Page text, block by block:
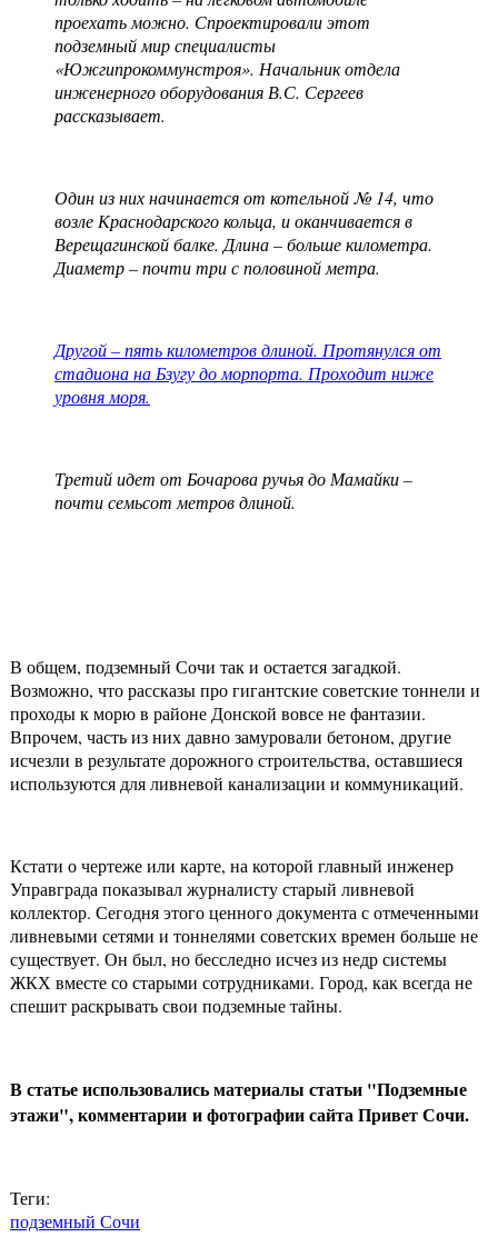
проехать можно. Спроектировали этот
подземный мир специалисты
«Южгипрокоммунстроя». Начальник отдела
инженерного оборудования В.С. Сергеев
рассказывает.
Один из них начинается от котельной № 14, что
возле Краснодарского кольца, и оканчивается в
Верещагинской балке. Длина – больше километра.
Диаметр – почти три с половиной метра.
Другой – пять километров длиной. Протянулся от
стадиона на Бзугу до морпорта. Проходит ниже
уровня моря.
Третий идет от Бочарова ручья до Мамайки –
почти семьсот метров длиной.
В общем, подземный Сочи так и остается загадкой.
Возможно, что рассказы про гигантские советские тоннели и
проходы к морю в районе Донской вовсе не фантазии.
Впрочем, часть из них давно замуровали бетоном, другие
исчезли в результате дорожного строительства, оставшиеся
используются для ливневой канализации и коммуникаций.
Кстати о чертеже или карте, на которой главный инженер
Управграда показывал журналисту старый ливневой
коллектор. Сегодня этого ценного документа с отмеченными
ливневыми сетями и тоннелями советских времен больше не
существует. Он был, но бесследно исчез из недр системы
ЖКХ вместе со старыми сотрудниками. Город, как всегда не
спешит раскрывать свои подземные тайны.
В статье использовались материалы статьи "Подземные
этажи", комментарии и фотографии сайта Привет Сочи.
Теги:
подземный Сочи